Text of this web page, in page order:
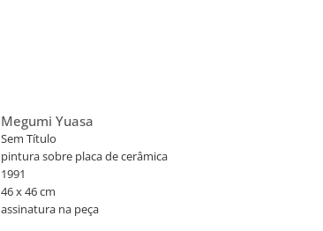
Megumi Yuasa
Sem Título
pintura sobre placa de cerâmica
1991
46 x 46 cm
assinatura na peça